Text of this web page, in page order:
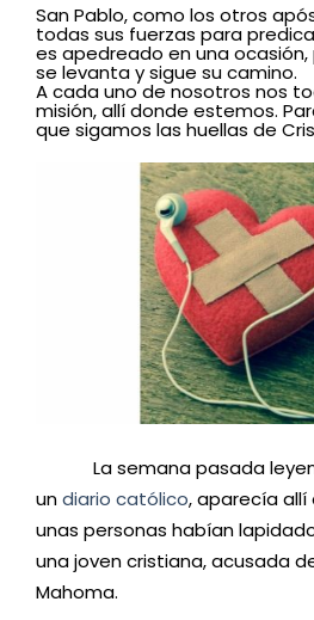
San Pablo, como los otros
todas sus fuerzas para
es apedreado en una
se levanta y sigue su camino.
A cada uno de nosotros nos
misión, allí donde estemos.
que sigamos las huellas de
La semana pasada
undiario católico, aparecía allí
unas personas habían
una joven cristiana, acusada
Mahoma.